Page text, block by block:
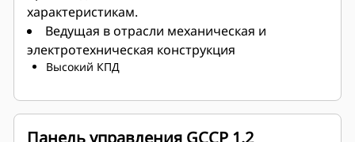
характеристикам.
Ведущая в отрасли механическая и
электротехническая конструкция
Высокий КПД